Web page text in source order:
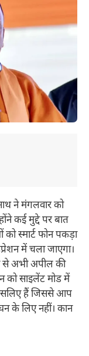
ने मंगलवार को
कई मुद्दे पर बात
को स्मार्ट फोन पकड़ा
में चला जाएगा।
से अभी अपील की
को साइलेंट मोड में
हैं जिससे आप
के लिए नहीं। कान